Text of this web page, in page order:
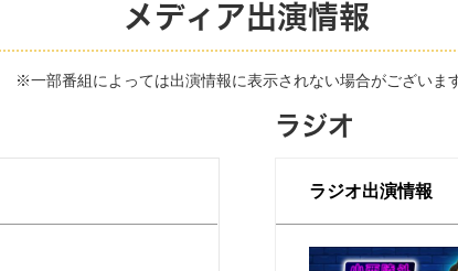
メディア出演情報
※一部番組によっては出演情報に表示されない場合がございます
ラジオ